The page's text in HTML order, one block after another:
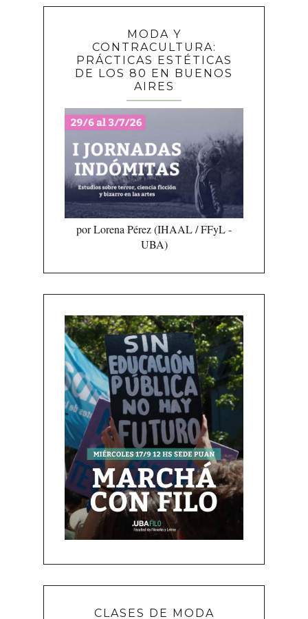
MODA Y
CONTRACULTURA:
PRÁCTICAS ESTÉTICAS
DE LOS 80 EN BUENOS
AIRES
por Lorena Pérez (IHAAL / FFyL -
UBA)
CLASES DE MODA